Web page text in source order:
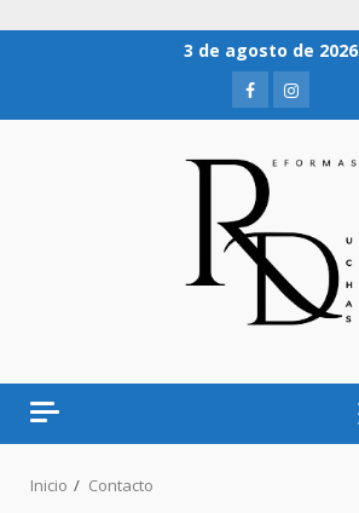
3 de agosto de 2026
Inicio Contacto